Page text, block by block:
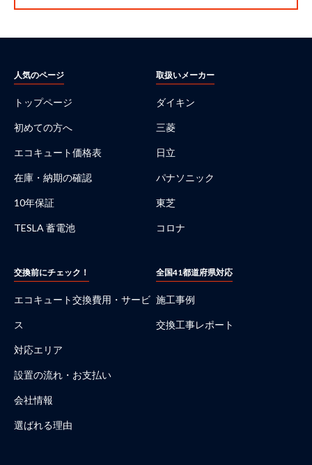
人気のページ
トップページ
初めての方へ
エコキュート価格表
在庫・納期の確認
10年保証
TESLA 蓄電池
交換前にチェック！
エコキュート交換費用・サービ
ス
対応エリア
設置の流れ・お支払い
会社情報
選ばれる理由
取扱いメーカー
ダイキン
三菱
日立
パナソニック
東芝
コロナ
全国41都道府県対応
施工事例
交換工事レポート